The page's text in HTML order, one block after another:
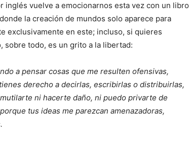
inglés vuelve a emocionarnos esta vez con un libro
la creación de mundos solo aparece para
exclusivamente en este; incluso, si quieres
sobre todo, es un grito a la libertad:
a pensar cosas que me resulten ofensivas,
derecho a decirlas, escribirlas o distribuirlas,
ni hacerte daño, ni puedo privarte de
tus ideas me parezcan amenazadoras,